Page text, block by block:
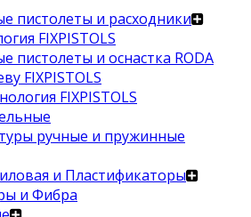
пистолеты и расходники
FIXPISTOLS
пистолеты и оснастка RODA
FIXPISTOLS
FIXPISTOLS
ручные и пружинные
и Пластификаторы
и Фибра